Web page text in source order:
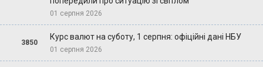
01 серпня 2026
3850
Курс валют на суботу, 1 серпня: офіційні дані НБУ
01 серпня 2026